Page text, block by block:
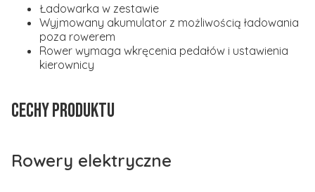
Ładowarka w zestawie
Wyjmowany akumulator z możliwością ładowania
poza rowerem
Rower wymaga wkręcenia pedałów i ustawienia
kierownicy
Cechy produktu
Rowery elektryczne